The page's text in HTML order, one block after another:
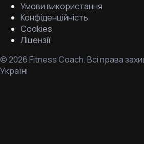
Умови використання
Конфіденційність
Cookies
Ліцензії
©2026Fitness Coach.Всі права
Україні